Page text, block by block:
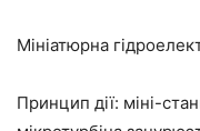
Мініатюрна
Принцип дії: міні-